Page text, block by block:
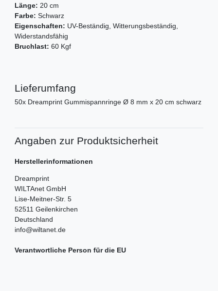
Länge: 20 cm
Farbe: Schwarz
Eigenschaften: UV-Beständig, Witterungsbeständig,
Widerstandsfähig
Bruchlast: 60 Kgf
Lieferumfang
50x Dreamprint Gummispannringe Ø 8 mm x 20 cm schwarz
Angaben zur Produktsicherheit
Herstellerinformationen
Dreamprint
WILTAnet GmbH
Lise-Meitner-Str. 5
52511 Geilenkirchen
Deutschland
info@wiltanet.de
Verantwortliche Person für die EU